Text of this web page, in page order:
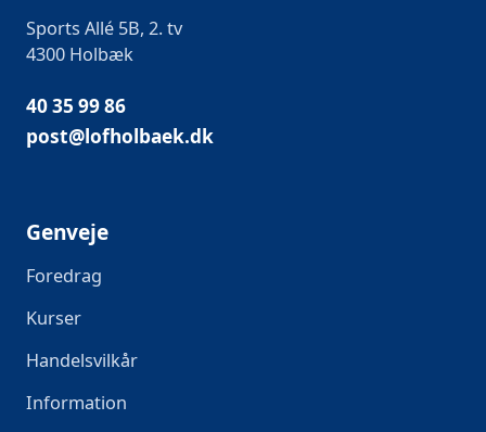
Sports Allé 5B, 2. tv
4300 Holbæk
40 35 99 86
post@lofholbaek.dk
Genveje
Foredrag
Kurser
Handelsvilkår
Information